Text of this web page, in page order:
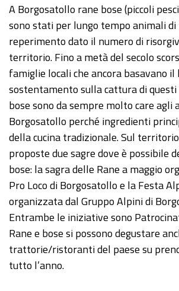
A Borgosatollo rane bose (piccoli
sono stati per lungo tempo animali di
reperimento dato il numero di
territorio. Fino a metà del secolo
famiglie locali che ancora basavano il
sostentamento sulla cattura di questi
bose sono da sempre molto care agli
Borgosatollo perché ingredienti
della cucina tradizionale. Sul
proposte due sagre dove è possibile
bose: la sagra delle Rane a maggio
Pro Loco di Borgosatollo e la Festa
organizzata dal Gruppo Alpini di
Entrambe le iniziative sono
Rane e bose si possono degustare
trattorie/ristoranti del paese su
tutto l’anno.